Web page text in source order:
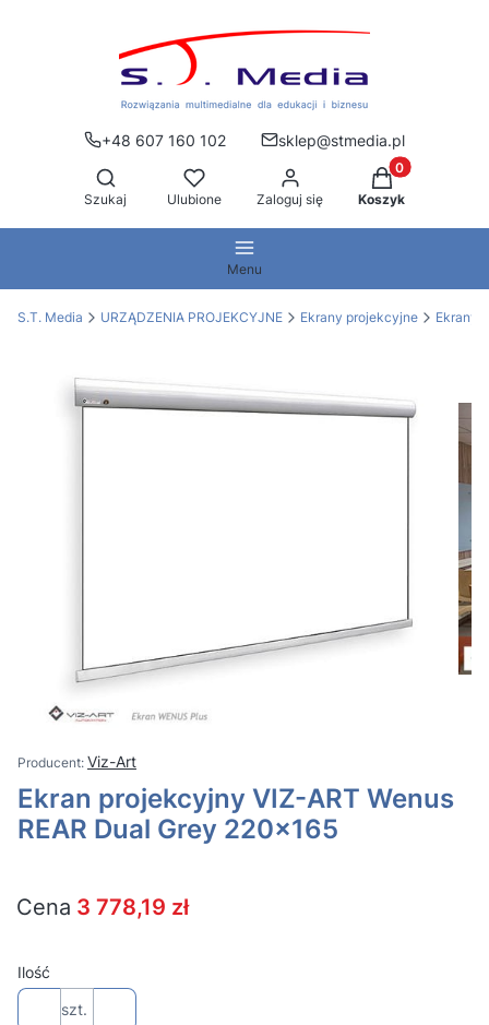
+48 607 160 102
sklep@stmedia.pl
Otwórz wyszukiwarkę
Szukaj Ulubione Zaloguj się
Produkty w
Koszyk
Menu
S.T. Media URZĄDZENIA PROJEKCYJNE Ekrany projekcyjne Ekrany
Viz-Art
Ekran projekcyjny VIZ-ART Wenus
REAR Dual Grey 220x165
Cena 3 778,19 zł
Ilość
szt.